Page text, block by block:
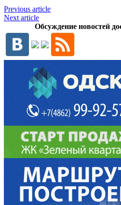
Previous article
Next article
Обсуждение новостей